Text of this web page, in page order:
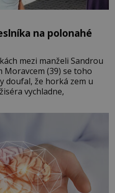
na polonahé
mezi manželi Sandrou
Moravcem (39) se toho
doufal, že horká zem u
vychladne,